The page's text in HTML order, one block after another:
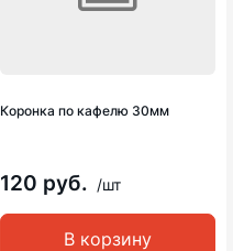
Коронка по кафелю 30мм
120 руб. /шт
В корзину